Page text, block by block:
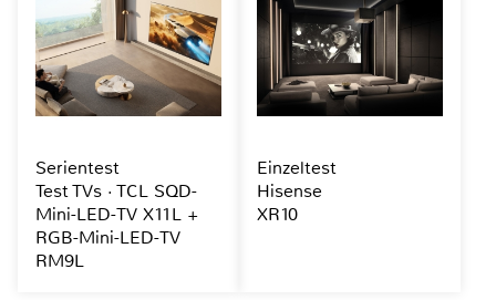
Serientest
Test TVs · TCL SQD-
Mini-LED-TV X11L +
RGB-Mini-LED-TV
RM9L
Einzeltest
Hisense
XR10